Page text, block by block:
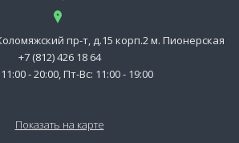
пр-т, д.15 корп.2 м. Пионерская
+7 (812) 426 18 64
- 20:00, Пт-Вс: 11:00 - 19:00
Показать на карте